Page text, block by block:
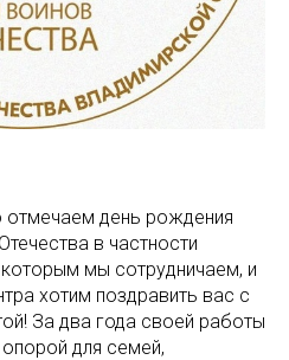
день рождения
в частности
мы сотрудничаем, и
хотим поздравить вас с
За два года своей работы
для семей,